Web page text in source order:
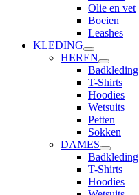
Olie en vet
Boeien
Leashes
KLEDING
HEREN
Badkleding
T-Shirts
Hoodies
Wetsuits
Petten
Sokken
DAMES
Badkleding
T-Shirts
Hoodies